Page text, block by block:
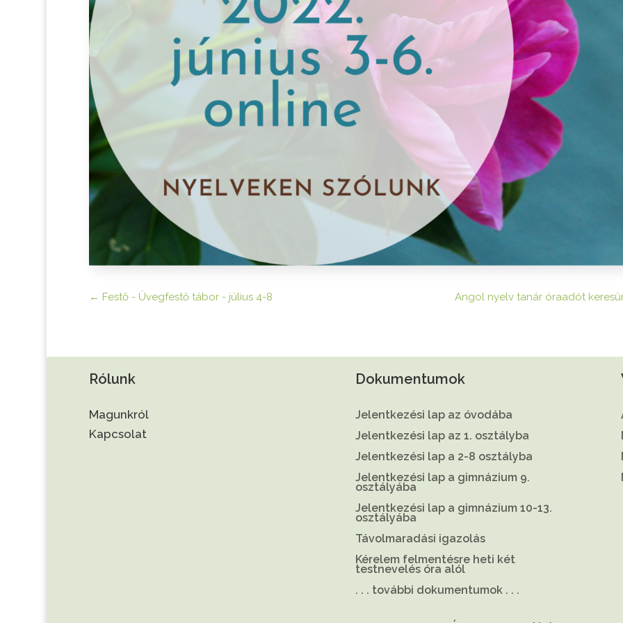
← Festő - Üvegfestő tábor - július 4-8 Angol nyelv tanár óraadót
Rólunk
Magunkról
Kapcsolat
Dokumentumok
Jelentkezési lap az óvodába
Jelentkezési lap az 1. osztályba
Jelentkezési lap a 2-8 osztályba
Jelentkezési lap a gimnázium 9.
osztályába
Jelentkezési lap a gimnázium 10-13.
osztályába
Távolmaradási igazolás
Kérelem felmentésre heti két
testnevelés óra alól
. . . további dokumentumok . . .